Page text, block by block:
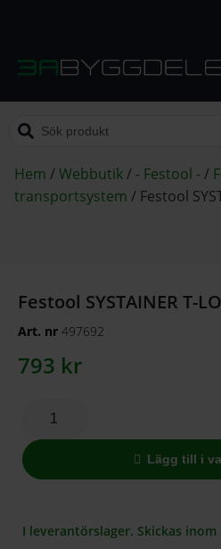
Hem /Webbutik/ - Festool -/
transportsystem / Festool
Festool SYSTAINER T-
Art. nr 497692
793 kr
Lägg till i
I leverantörslager. Skickas inom